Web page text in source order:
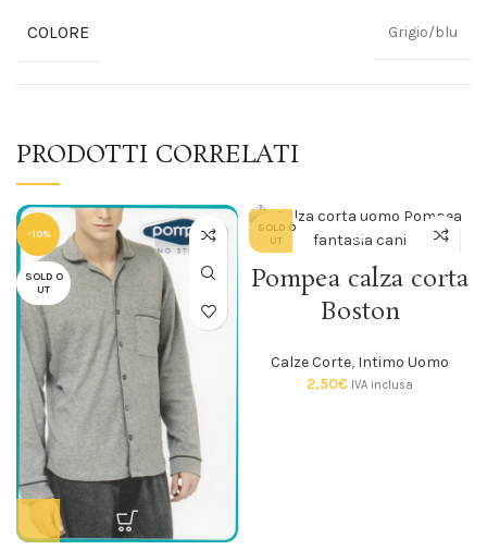
COLORE Grigio/blu
PRODOTTI CORRELATI
-10%
SOLD O
UT
SOLD O
UT
Pompea calza corta
Boston
Calze Corte, Intimo Uomo
2,50€ IVA inclusa